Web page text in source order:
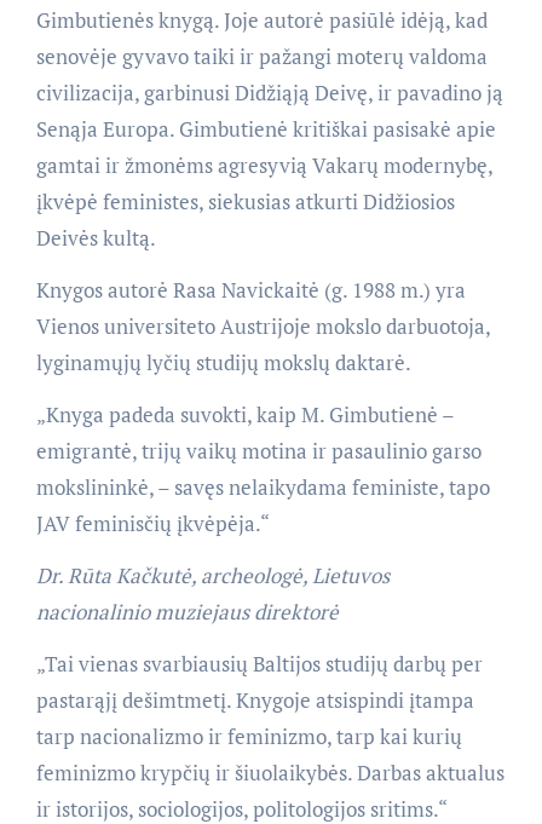
Gimbutienės knygą. Joje autorė pasiūlė idėją, kad
senovėje gyvavo taiki ir pažangi moterų valdoma
civilizacija, garbinusi Didžiąją Deivę, ir pavadino ją
Senąja Europa. Gimbutienė kritiškai pasisakė apie
gamtai ir žmonėms agresyvią Vakarų modernybę,
įkvėpė feministes, siekusias atkurti Didžiosios
Deivės kultą.
Knygos autorė Rasa Navickaitė (g. 1988 m.) yra
Vienos universiteto Austrijoje mokslo darbuotoja,
lyginamųjų lyčių studijų mokslų daktarė.
„Knyga padeda suvokti, kaip M. Gimbutienė –
emigrantė, trijų vaikų motina ir pasaulinio garso
mokslininkė, – savęs nelaikydama feministe, tapo
JAV feminisčių įkvėpėja.“
Dr. Rūta Kačkutė, archeologė, Lietuvos
nacionalinio muziejaus direktorė
„Tai vienas svarbiausių Baltijos studijų darbų per
pastarąjį dešimtmetį. Knygoje atsispindi įtampa
tarp nacionalizmo ir feminizmo, tarp kai kurių
feminizmo krypčių ir šiuolaikybės. Darbas aktualus
ir istorijos, sociologijos, politologijos sritims.“